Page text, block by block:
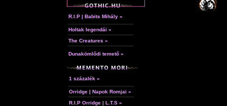
R.I.P | Babits Mihály »
Holtak legendái »
The Creatures »
Dunakömlődi temető »
1 százalék »
Orridge | Napok Romjai »
R.I.P Orridge | L.T.S »